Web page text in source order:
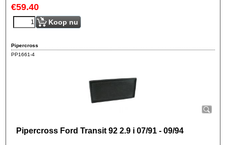
€59.40
Koop nu
Pipercross
PP1661-4
Pipercross Ford Transit 92 2.9 i 07/91 - 09/94